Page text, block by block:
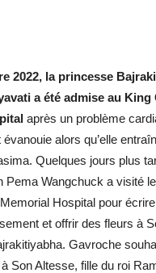
2022, la princesse
a été admise au
après un problème
évanouie alors qu’elle
Quelques jours plus
Pema Wangchuck a visité
Hospital pour
et offrir des fleurs à
Gavroche
Son Altesse, fille du roi